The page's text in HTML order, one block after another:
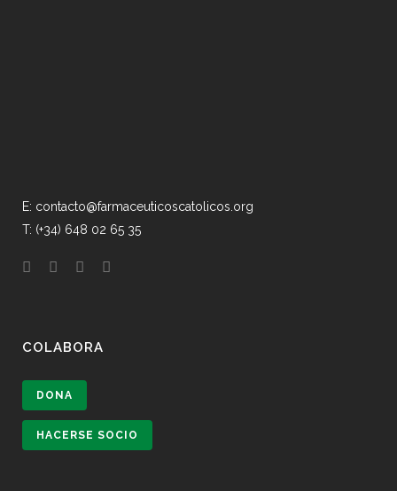
E: contacto@farmaceuticoscatolicos.org
T: (+34) 648 02 65 35
COLABORA
DONA
HACERSE SOCIO